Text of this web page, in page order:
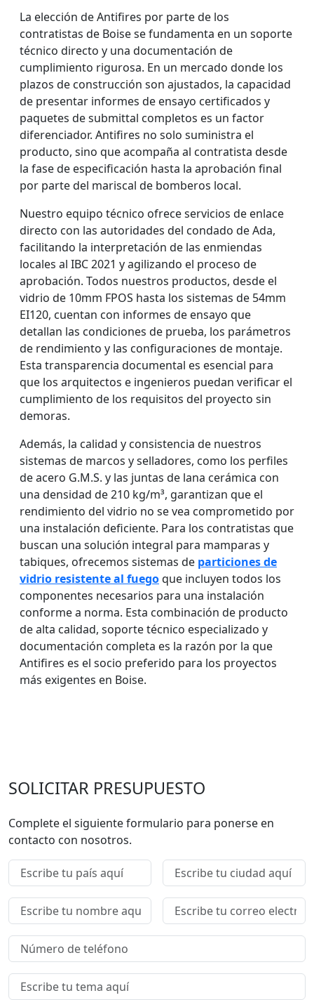
La elección de Antifires por parte de los
contratistas de Boise se fundamenta en un soporte
técnico directo y una documentación de
cumplimiento rigurosa. En un mercado donde los
plazos de construcción son ajustados, la capacidad
de presentar informes de ensayo certificados y
paquetes de submittal completos es un factor
diferenciador. Antifires no solo suministra el
producto, sino que acompaña al contratista desde
la fase de especificación hasta la aprobación final
por parte del mariscal de bomberos local.
Nuestro equipo técnico ofrece servicios de enlace
directo con las autoridades del condado de Ada,
facilitando la interpretación de las enmiendas
locales al IBC 2021 y agilizando el proceso de
aprobación. Todos nuestros productos, desde el
vidrio de 10mm FPOS hasta los sistemas de 54mm
EI120, cuentan con informes de ensayo que
detallan las condiciones de prueba, los parámetros
de rendimiento y las configuraciones de montaje.
Esta transparencia documental es esencial para
que los arquitectos e ingenieros puedan verificar el
cumplimiento de los requisitos del proyecto sin
demoras.
Además, la calidad y consistencia de nuestros
sistemas de marcos y selladores, como los perfiles
de acero G.M.S. y las juntas de lana cerámica con
una densidad de 210 kg/m³, garantizan que el
rendimiento del vidrio no se vea comprometido por
una instalación deficiente. Para los contratistas que
buscan una solución integral para mamparas y
tabiques, ofrecemos sistemas de particiones de
vidrio resistente al fuegoque incluyen todos los
componentes necesarios para una instalación
conforme a norma. Esta combinación de producto
de alta calidad, soporte técnico especializado y
documentación completa es la razón por la que
Antifires es el socio preferido para los proyectos
más exigentes en Boise.
SOLICITAR PRESUPUESTO
Complete el siguiente formulario para ponerse en
contacto con nosotros.